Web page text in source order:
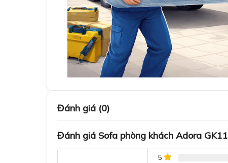
Đánh giá (0)
Đánh giá Sofa phòng khách Adora GK11
5